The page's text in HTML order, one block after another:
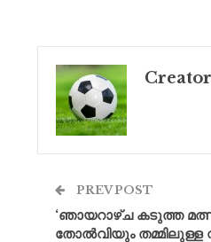
PREV POST
‘ഞായറാഴ്‌ച കടുത്ത
തോൽവിയും തമ്മിലുള്ള